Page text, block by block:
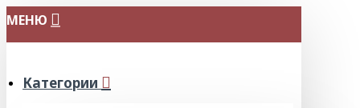
МЕНЮ
Категории